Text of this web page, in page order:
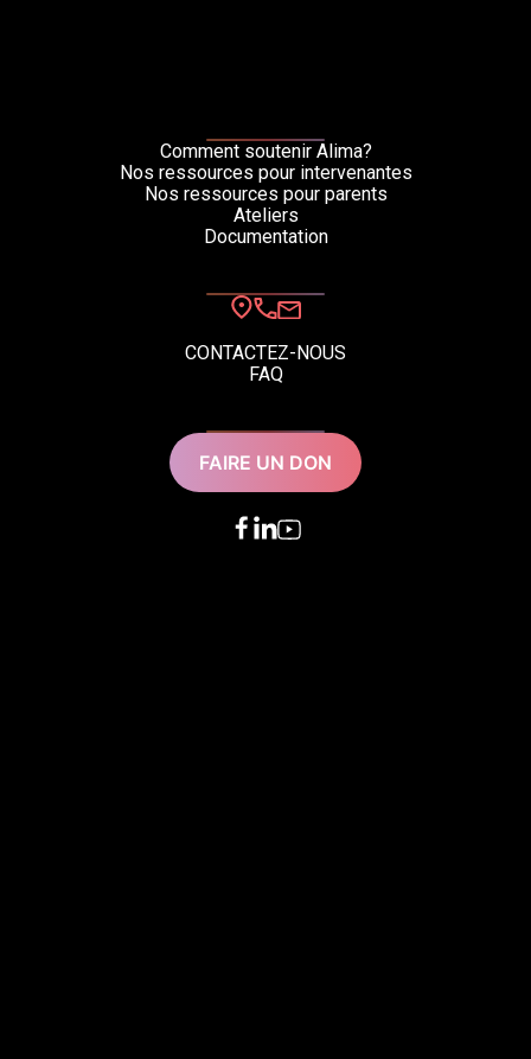
Comment soutenir Alima?
Nos ressources pour intervenantes
Nos ressources pour parents
Ateliers
Documentation
CONTACTEZ-NOUS
FAQ
FAIRE UN DON